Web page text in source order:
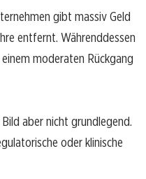
gibt massiv Geld
entfernt. Währenddessen
moderaten Rückgang
aber nicht grundlegend.
oder klinische